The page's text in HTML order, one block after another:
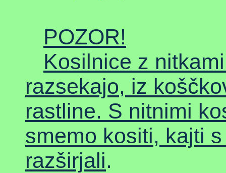
POZOR!
Kosilnice z
razsekajo, iz
rastline. S nitnimi
smemo kositi, kajti
razširjali.